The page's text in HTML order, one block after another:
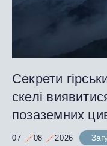
Секрети
скелі
позаземних
07 08 2026